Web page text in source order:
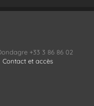
+33 3 86 86 02
Contact et accès